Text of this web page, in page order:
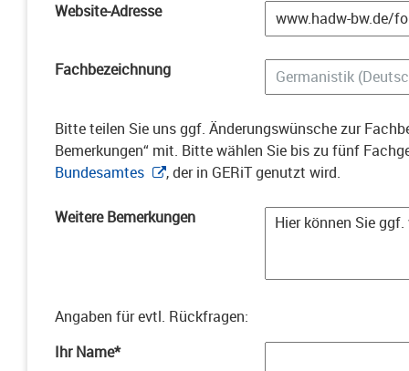
Website-Adresse
Fachbezeichnung
Bitte teilen Sie uns ggf. Änderungswünsche zur
Bemerkungen“ mit. Bitte wählen Sie bis zu fünf
Bundesamtes
, der in GERiT genutzt wird.
Weitere Bemerkungen
Angaben für evtl. Rückfragen:
Ihr Name*